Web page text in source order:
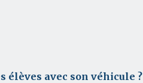
élèves avec son véhicule ?